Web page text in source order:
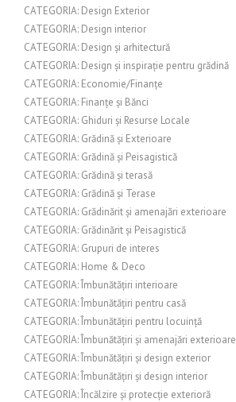
CATEGORIA: Design Exterior
CATEGORIA: Design interior
CATEGORIA: Design și arhitectură
CATEGORIA: Design și inspirație pentru grădină
CATEGORIA: Economie/Finanțe
CATEGORIA: Finanțe și Bănci
CATEGORIA: Ghiduri și Resurse Locale
CATEGORIA: Grădină și Exterioare
CATEGORIA: Grădină și Peisagistică
CATEGORIA: Grădină și terasă
CATEGORIA: Grădină și Terase
CATEGORIA: Grădinărit și amenajări exterioare
CATEGORIA: Grădinărit și Peisagistică
CATEGORIA: Grupuri de interes
CATEGORIA: Home & Deco
CATEGORIA: Îmbunătățiri interioare
CATEGORIA: Îmbunătățiri pentru casă
CATEGORIA: Îmbunătățiri pentru locuință
CATEGORIA: Îmbunătățiri și amenajări exterioare
CATEGORIA: Îmbunătățiri și design exterior
CATEGORIA: Îmbunătățiri și design interior
CATEGORIA: Încălzire și protecție exterioră